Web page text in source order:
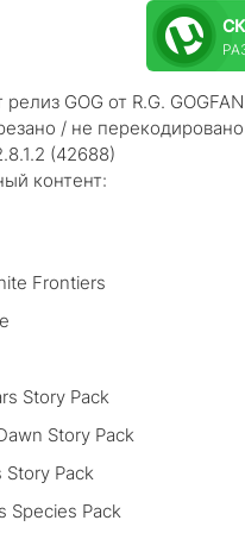
релиз GOG от R.G. GOGFAN
/ не перекодировано
(42688)
контент:
Frontiers
Story Pack
Story Pack
Story Pack
Species Pack